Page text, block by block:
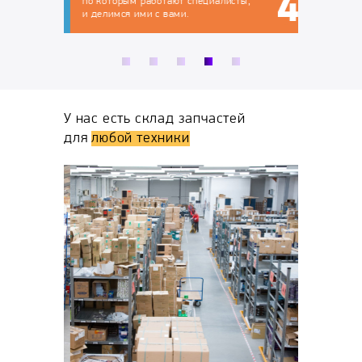
и делимся ими с вами.
У нас есть склад запчастей
длялюбой техники